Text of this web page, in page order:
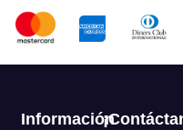
Información